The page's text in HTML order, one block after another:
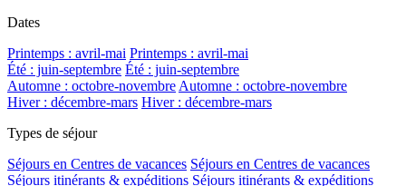
Dates
Printemps : avril-mai Printemps : avril-mai
Été : juin-septembre Été : juin-septembre
Automne : octobre-novembre Automne : octobre-novembre
Hiver : décembre-mars Hiver : décembre-mars
Types de séjour
Séjours en Centres de vacances Séjours en Centres de vacances
Séjours itinérants & expéditions Séjours itinérants & expéditions